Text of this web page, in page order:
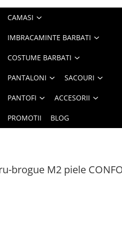
CAMASI
IMBRACAMINTE BARBATI
COSTUME BARBATI
PANTALONI SACOURI
PANTOFI ACCESORII
PROMOTII BLOG
brogue M2 piele